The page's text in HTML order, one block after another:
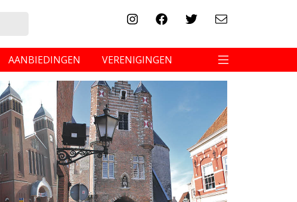
AANBIEDINGEN VERENIGINGEN